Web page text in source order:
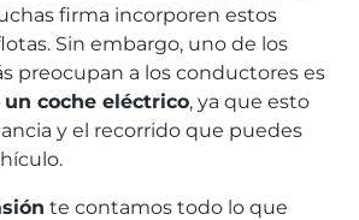
firma incorporen estos
Sin embargo, uno de los
preocupan a los conductores es
coche eléctrico, ya que esto
y el recorrido que puedes
te contamos todo lo que